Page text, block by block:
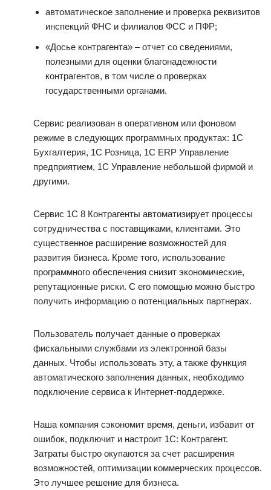
автоматическое заполнение и проверка реквизитов
инспекций ФНС и филиалов ФСС и ПФР;
«Досье контрагента» – отчет со сведениями,
полезными для оценки благонадежности
контрагентов, в том числе о проверках
государственными органами.
Сервис реализован в оперативном или фоновом
режиме в следующих программных продуктах: 1С
Бухгалтерия, 1С Розница, 1С ERP Управление
предприятием, 1С Управление небольшой фирмой и
другими.
Сервис 1С 8 Контрагенты автоматизирует процессы
сотрудничества с поставщиками, клиентами. Это
существенное расширение возможностей для
развития бизнеса. Кроме того, использование
программного обеспечения снизит экономические,
репутационные риски. С его помощью можно быстро
получить информацию о потенциальных партнерах.
Пользователь получает данные о проверках
фискальными службами из электронной базы
данных. Чтобы использовать эту, а также функция
автоматического заполнения данных, необходимо
подключение сервиса к Интернет-поддержке.
Наша компания сэкономит время, деньги, избавит от
ошибок, подключит и настроит 1С: Контрагент.
Затраты быстро окупаются за счет расширения
возможностей, оптимизации коммерческих процессов.
Это лучшее решение для бизнеса.